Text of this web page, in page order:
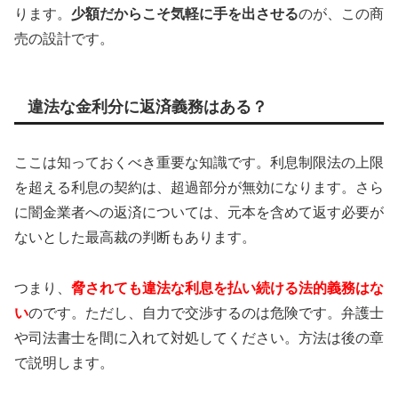
ります。 少額だからこそ気軽に手を出させるのが、この商
売の設計です。
違法な金利分に返済義務はある？
ここは知っておくべき重要な知識です。利息制限法の上限
を超える利息の契約は、超過部分が無効になります。さら
に闇金業者への返済については、元本を含めて返す必要が
ないとした最高裁の判断もあります。
つまり、 脅されても違法な利息を払い続ける法的義務はな
いのです。ただし、自力で交渉するのは危険です。弁護士
や司法書士を間に入れて対処してください。方法は後の章
で説明します。